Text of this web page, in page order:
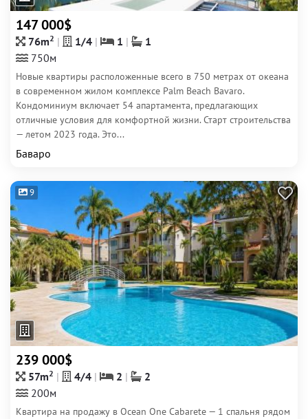
147 000$
76m2 1/4 1
1
750м
Новые квартиры расположенные всего в 750 метрах от океана
в современном жилом комплексе Palm Beach Bavaro.
Кондоминиум включает 54 апартамента, предлагающих
отличные условия для комфортной жизни. Старт строительства
— летом 2023 года. Это...
Баваро
9
239 000$
57m2 4/4 2
2
200м
Квартира на продажу в Ocean One Cabarete — 1 спальня рядом